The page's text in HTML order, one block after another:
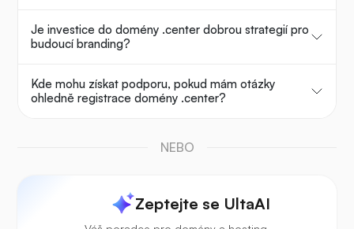
Je investice do domény .center dobrou strategií pro
budoucí branding?
Kde mohu získat podporu, pokud mám otázky
ohledně registrace domény .center?
NEBO
Zeptejte se UltaAI